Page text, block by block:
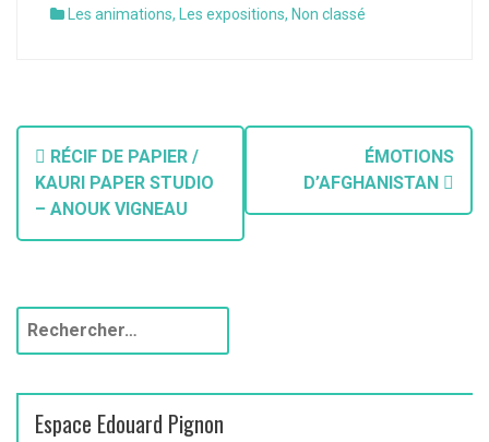
Les animations, Les expositions, Non classé
RÉCIF DE PAPIER /
KAURI PAPER STUDIO
– ANOUK VIGNEAU
ÉMOTIONS
D’AFGHANISTAN
Espace Edouard Pignon